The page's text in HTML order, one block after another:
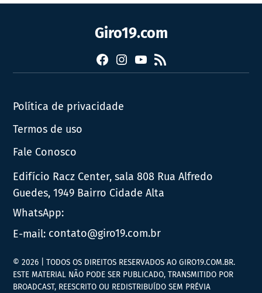
Giro19.com
FacebookInstagram
YouTube
RSS
Política de privacidade
Termos de uso
Fale Conosco
Edifício Racz Center, sala 808 Rua Alfredo
Guedes, 1949 Bairro Cidade Alta
WhatsApp:
E-mail: contato@giro19.com.br
© 2026 | TODOS OS DIREITOS RESERVADOS AO GIRO19.COM.BR.
ESTE MATERIAL NÃO PODE SER PUBLICADO, TRANSMITIDO POR
BROADCAST, REESCRITO OU REDISTRIBUÍDO SEM PRÉVIA